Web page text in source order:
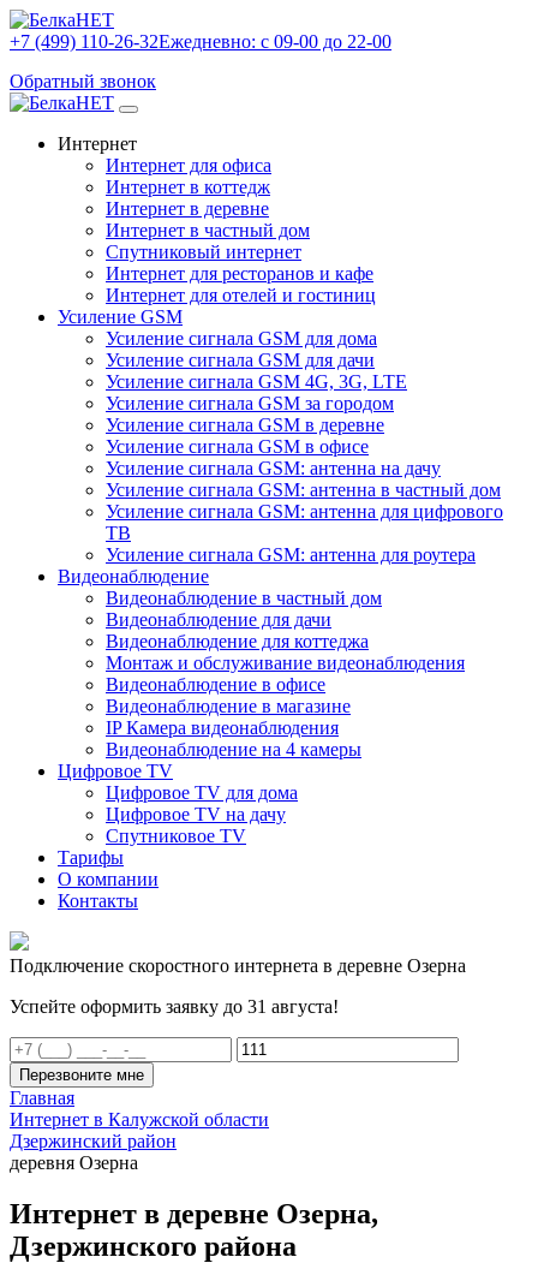
+7 (499) 110-26-32Ежедневно: с 09-00 до 22-00
Обратный звонок
Интернет
Интернет для офиса
Интернет в коттедж
Интернет в деревне
Интернет в частный дом
Спутниковый интернет
Интернет для ресторанов и кафе
Интернет для отелей и гостиниц
Усиление GSM
Усиление сигнала GSM для дома
Усиление сигнала GSM для дачи
Усиление сигнала GSM 4G, 3G, LTE
Усиление сигнала GSM за городом
Усиление сигнала GSM в деревне
Усиление сигнала GSM в офисе
Усиление сигнала GSM: антенна на дачу
Усиление сигнала GSM: антенна в частный дом
Усиление сигнала GSM: антенна для цифрового
ТВ
Усиление сигнала GSM: антенна для роутера
Видеонаблюдение
Видеонаблюдение в частный дом
Видеонаблюдение для дачи
Видеонаблюдение для коттеджа
Монтаж и обслуживание видеонаблюдения
Видеонаблюдение в офисе
Видеонаблюдение в магазине
IP Камера видеонаблюдения
Видеонаблюдение на 4 камеры
Цифровое TV
Цифровое TV для дома
Цифровое TV на дачу
Спутниковое TV
Тарифы
О компании
Контакты
Подключение скоростного интернета в деревне Озерна
Успейте оформить заявку до 31 августа!
Перезвоните мне
Главная
Интернет в Калужской области
Дзержинский район
деревня Озерна
Интернет в деревне Озерна,
Дзержинского района